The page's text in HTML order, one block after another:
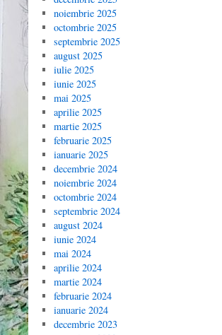
noiembrie 2025
octombrie 2025
septembrie 2025
august 2025
iulie 2025
iunie 2025
mai 2025
aprilie 2025
martie 2025
februarie 2025
ianuarie 2025
decembrie 2024
noiembrie 2024
octombrie 2024
septembrie 2024
august 2024
iunie 2024
mai 2024
aprilie 2024
martie 2024
februarie 2024
ianuarie 2024
decembrie 2023